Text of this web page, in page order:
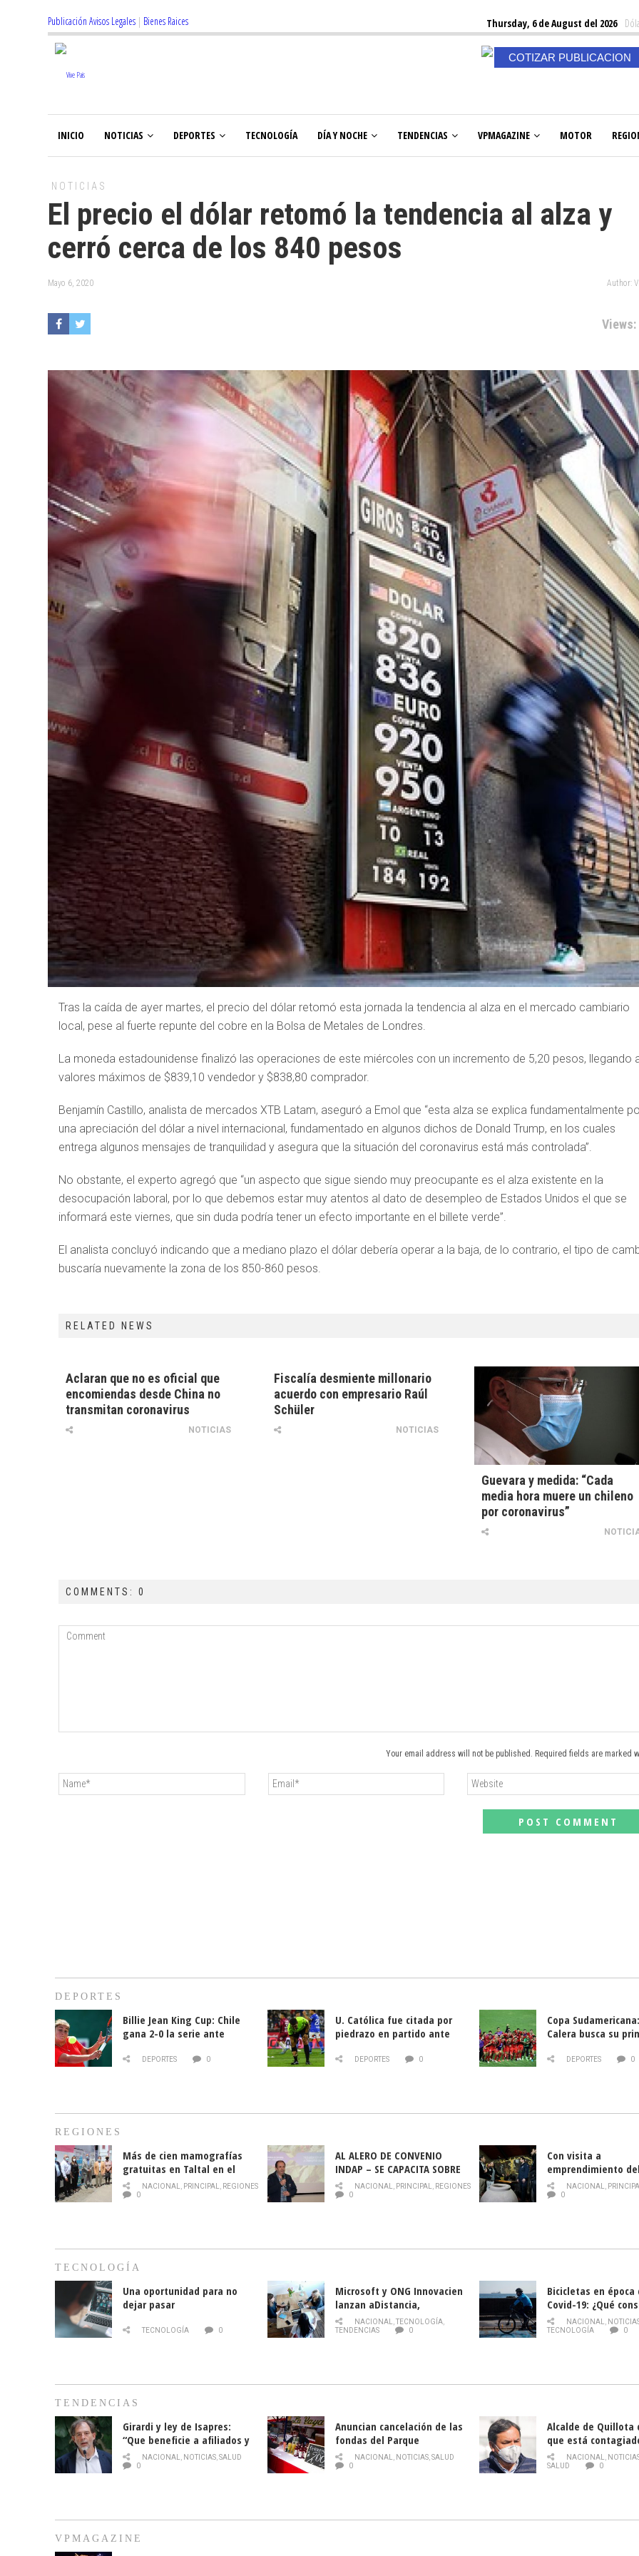
Publicación Avisos Legales | Bienes Raices Thursday, 6 de August del 2026
COTIZAR PUBLICACION
INICIO NOTICIAS DEPORTES TECNOLOGÍA DÍA Y NOCHE TENDENCIAS VPMAGAZINE MOTOR
NOTICIAS
El precio el dólar retomó la tendencia al alza y
cerró cerca de los 840 pesos
Mayo 6, 2020 Author:
Views:
Tras la caída de ayer martes, el precio del dólar retomó esta jornada la tendencia al alza en el mercado cambiario
local, pese al fuerte repunte del cobre en la Bolsa de Metales de Londres.
La moneda estadounidense finalizó las operaciones de este miércoles con un incremento de 5,20 pesos, llegando
valores máximos de $839,10 vendedor y $838,80 comprador.
Benjamín Castillo, analista de mercados XTB Latam, aseguró a Emol que “esta alza se explica fundamentalmente
una apreciación del dólar a nivel internacional, fundamentado en algunos dichos de Donald Trump, en los cuales
entrega algunos mensajes de tranquilidad y asegura que la situación del coronavirus está más controlada”.
No obstante, el experto agregó que “un aspecto que sigue siendo muy preocupante es el alza existente en la
desocupación laboral, por lo que debemos estar muy atentos al dato de desempleo de Estados Unidos el que se
informará este viernes, que sin duda podría tener un efecto importante en el billete verde”.
El analista concluyó indicando que a mediano plazo el dólar debería operar a la baja, de lo contrario, el tipo de
buscaría nuevamente la zona de los 850-860 pesos.
RELATED NEWS
Aclaran que no es oficial que
encomiendas desde China no
transmitan coronavirus
NOTICIAS
Fiscalía desmiente millonario
acuerdo con empresario Raúl
Schüler
NOTICIAS
Guevara y medida: “Cada
media hora muere un chileno
por coronavirus”
COMMENTS: 0
Your email address will not be published. Required fields are marked
DEPORTES
Billie Jean King Cup: Chile
gana 2-0 la serie ante
DEPORTES 0
U. Católica fue citada por
piedrazo en partido ante
DEPORTES 0
Copa
Calera busca su
DEPORTES 0
REGIONES
Más de cien mamografías
gratuitas en Taltal en el
mes de la prevención del
cáncer de mama
NACIONAL, PRINCIPAL, REGIONES
0
AL ALERO DE CONVENIO
INDAP – SE CAPACITA SOBRE
PLAGA DROSOPHILA SUZUKII
NACIONAL, PRINCIPAL, REGIONES
0
Con visita a
emprendimiento
y llamado al
historia campesina
NACIONAL,
0
TECNOLOGÍA
Una oportunidad para no
dejar pasar
TECNOLOGÍA 0
Microsoft y ONG Innovacien
lanzan aDistancia,
plataforma con cursos
gratuitos online sobre
NACIONAL,TECNOLOGÍA,
TENDENCIAS
0
Bicicletas en época
Covid-19: ¿Qué
momento de
NACIONAL,
TECNOLOGÍA
0
TENDENCIAS
Girardi y ley de Isapres:
“Que beneficie a afiliados y
no legalice el abuso”
NACIONAL, NOTICIAS,SALUD
0
Anuncian cancelación de las
fondas del Parque
O’Higgins debido al
coronavirus
NACIONAL, NOTICIAS,SALUD
0
Alcalde de Quillota
que está
COVID-19
NACIONAL,
SALUD
0
VPMAGAZINE